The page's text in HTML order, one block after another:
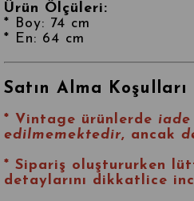
Ürün Ölçüleri:
* Boy: 74 cm
* En: 64 cm
Satın Alma Koşulları
* Vintage ürünlerde
edilmemektedir, ancak
* Sipariş oluştururken
detaylarını dikkatlice